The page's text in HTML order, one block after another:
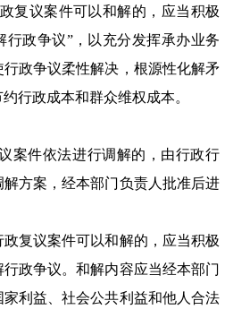
复议案件可以和解的，应当积极
行政争议”，以充分发挥承办业务
政争议柔性解决，根源性化解矛
行政成本和群众维权成本。
件依法进行调解的，由行政行
方案，经本部门负责人批准后进
复议案件可以和解的，应当积极
政争议。和解内容应当经本部门
利益、社会公共利益和他人合法